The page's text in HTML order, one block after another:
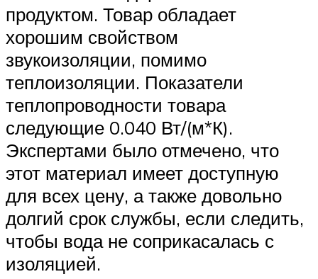
продуктом. Товар обладает
хорошим свойством
звукоизоляции, помимо
теплоизоляции. Показатели
теплопроводности товара
следующие 0.040 Вт/(м*К).
Экспертами было отмечено, что
этот материал имеет доступную
для всех цену, а также довольно
долгий срок службы, если следить,
чтобы вода не соприкасалась с
изоляцией.